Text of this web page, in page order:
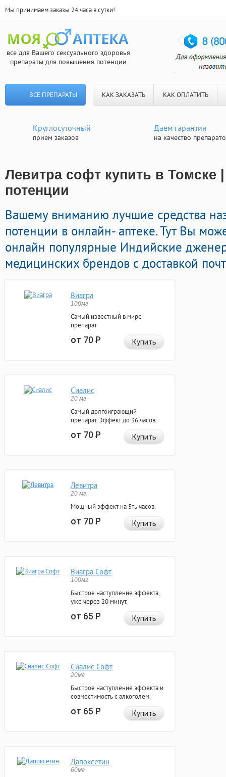
Мы принимаем заказы 24 часа в сутки!
все для Вашего сексуального здоровья
препараты для повышения потенции
ВСЕ ПРЕПАРАТЫ КАК ЗАКАЗАТЬ КАК ОПЛАТИТЬ
Круглосуточный
прием заказов
Даем гарантии
на качество
Левитра софт купить в Томске
потенции
Вашему вниманию лучшие средства
потенции в онлайн- аптеке. Тут Вы
онлайн популярные Индийские
медицинских брендов с доставкой
Виагра
100мг
Самый известный в мире
препарат
от 70Р Купить
Сиалис
20 мг
Самый долгоиграющий
препарат. Эффект до 36 часов.
от 70Р Купить
Левитра
20 мг
Мощный эффект на 5ть часов.
от 70Р Купить
Виагра Софт
100мг
Быстрое наступление эффекта,
уже через 20 минут.
от 65Р Купить
Сиалис Софт
20мг
Быстрое наступление эффекта и
совместимость с алкоголем.
от 65Р Купить
Дапоксетин
60мг